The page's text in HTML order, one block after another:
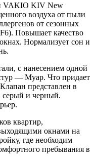
VAKIO KIV New
воздуха от пыли
от сезонных
Повышает качество
Нормализует сон и
с нанесением одной
— Муар. Что придает
представлен в
серый и черный.
квартир,
окнами на
где необходим
пребывания в